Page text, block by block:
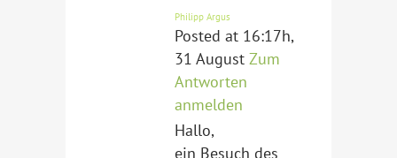
Philipp Argus
Posted at 16:17h,
31 August Zum
Antworten
anmelden
Hallo,
ein Besuch des